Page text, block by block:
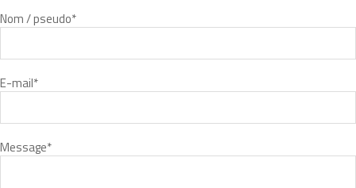
Nom / pseudo*
E-mail*
Message*